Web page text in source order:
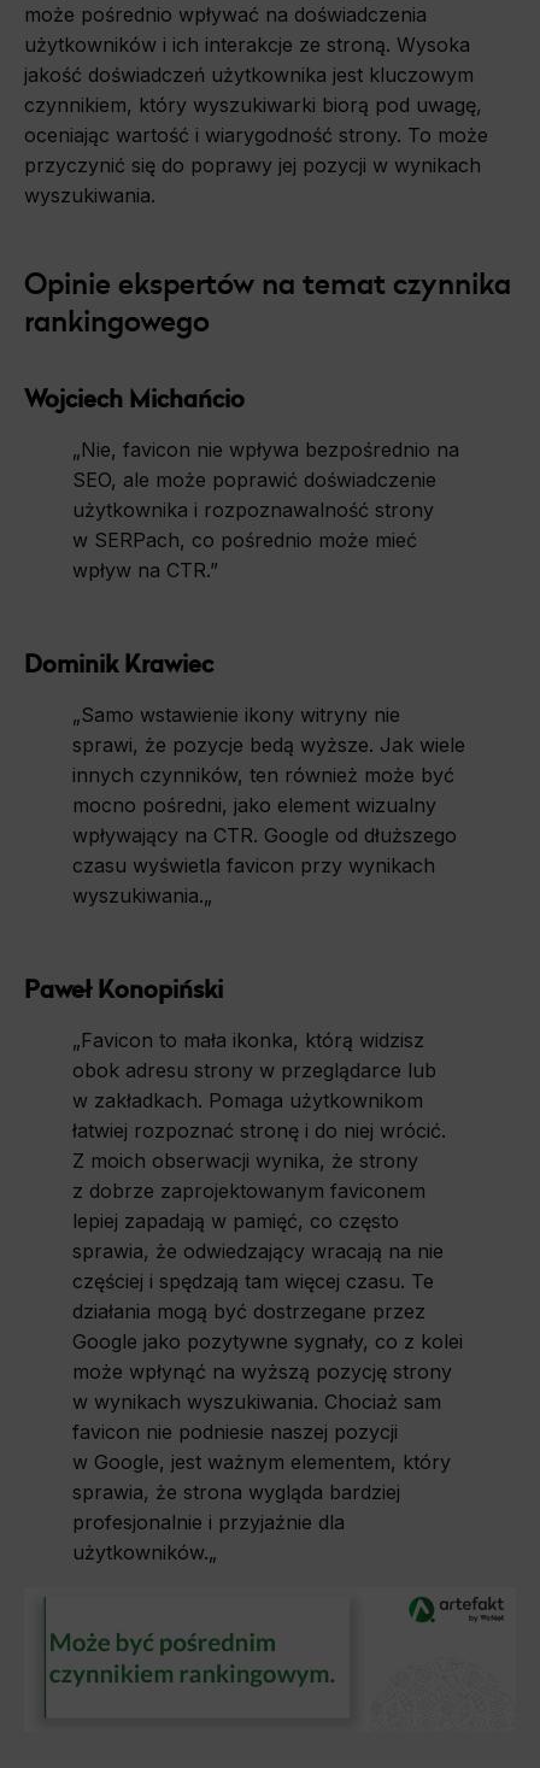
może pośrednio wpływać na doświadczenia
użytkowników i ich interakcje ze stroną. Wysoka
jakość doświadczeń użytkownika jest kluczowym
czynnikiem, który wyszukiwarki biorą pod uwagę,
oceniając wartość i wiarygodność strony. To może
przyczynić się do poprawy jej pozycji w wynikach
wyszukiwania.
Opinie ekspertów na temat czynnika
rankingowego
Wojciech Michańcio
„Nie, favicon nie wpływa bezpośrednio na
SEO, ale może poprawić doświadczenie
użytkownika i rozpoznawalność strony
w SERPach, co pośrednio może mieć
wpływ na CTR.”
Dominik Krawiec
„Samo wstawienie ikony witryny nie
sprawi, że pozycje bedą wyższe. Jak wiele
innych czynników, ten również może być
mocno pośredni, jako element wizualny
wpływający na CTR. Google od dłuższego
czasu wyświetla favicon przy wynikach
wyszukiwania.„
Paweł Konopiński
„Favicon to mała ikonka, którą widzisz
obok adresu strony w przeglądarce lub
w zakładkach. Pomaga użytkownikom
łatwiej rozpoznać stronę i do niej wrócić.
Z moich obserwacji wynika, że strony
z dobrze zaprojektowanym faviconem
lepiej zapadają w pamięć, co często
sprawia, że odwiedzający wracają na nie
częściej i spędzają tam więcej czasu. Te
działania mogą być dostrzegane przez
Google jako pozytywne sygnały, co z kolei
może wpłynąć na wyższą pozycję strony
w wynikach wyszukiwania. Chociaż sam
favicon nie podniesie naszej pozycji
w Google, jest ważnym elementem, który
sprawia, że strona wygląda bardziej
profesjonalnie i przyjaźnie dla
użytkowników.„